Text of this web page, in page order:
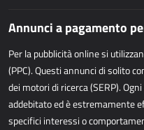
AllForFieldSales
Dynamics 365 Field Service
SERVIZI PUBBLICI
Annunci a pagamento
Per la pubblicità online si
(PPC). Questi annunci di solito
dei motori di ricerca (SERP).
addebitato ed è estremamente
specifici interessi o